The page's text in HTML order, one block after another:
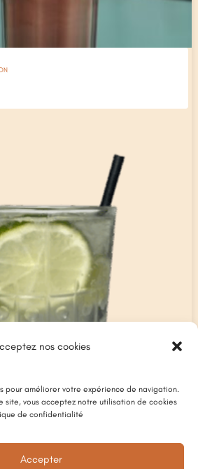
nos cookies
pour améliorer votre expérience de navigation.
site, vous acceptez notre utilisation de cookies
de confidentialité
Accepter